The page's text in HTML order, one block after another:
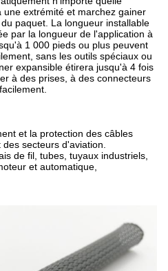
une extrémité et marchez gainer
paquet. La longueur installable
par la longueur de l'application à
1 000 pieds ou plus peuvent
sans les outils spéciaux ou
expansible étirera jusqu'à 4 fois
à des prises, à des connecteurs
et la protection des câbles
secteurs d'aviation.
de fil, tubes, tuyaux industriels,
et automatique,